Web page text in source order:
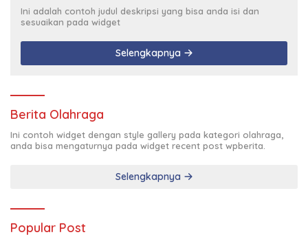
Ini adalah contoh judul deskripsi yang bisa anda isi dan
sesuaikan pada widget
Selengkapnya
Berita Olahraga
Ini contoh widget dengan style gallery pada kategori olahraga,
anda bisa mengaturnya pada widget recent post wpberita.
Selengkapnya
Popular Post